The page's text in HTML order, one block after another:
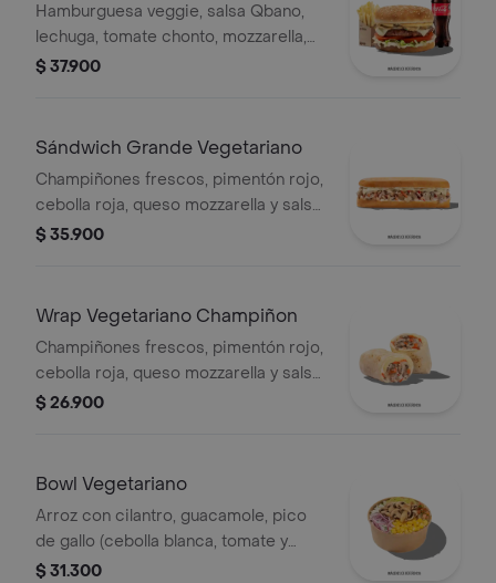
Hamburguesa veggie, salsa Qbano,
lechuga, tomate chonto, mozzarella,
champiñón, cilantro, salsa de queso
$ 37.900
Sándwich Grande Vegetariano
Champiñones frescos, pimentón rojo,
cebolla roja, queso mozzarella y salsa
Qbano.
$ 35.900
Wrap Vegetariano Champiñon
Champiñones frescos, pimentón rojo,
cebolla roja, queso mozzarella y salsa
Qbano.
$ 26.900
Bowl Vegetariano
Arroz con cilantro, guacamole, pico
de gallo (cebolla blanca, tomate y
cilantro), maíz tierno, cebolla roja y
$ 31.300